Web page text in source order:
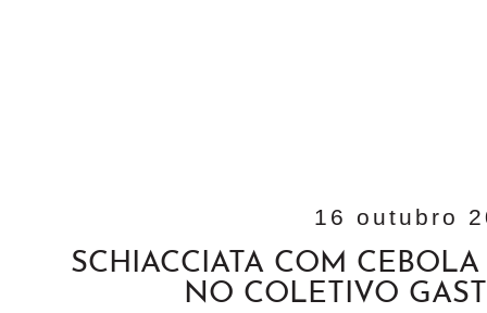
16 outubro
SCHIACCIATA COM
NO COLETIVO